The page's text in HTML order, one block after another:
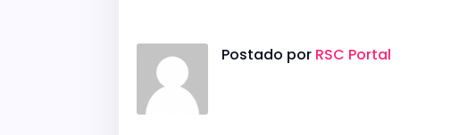
Postado por RSC Portal